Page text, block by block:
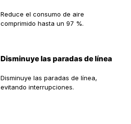
Reduce el consumo de aire
comprimido hasta un 97 %.
Disminuye las paradas de línea
Disminuye las paradas de línea,
evitando interrupciones.